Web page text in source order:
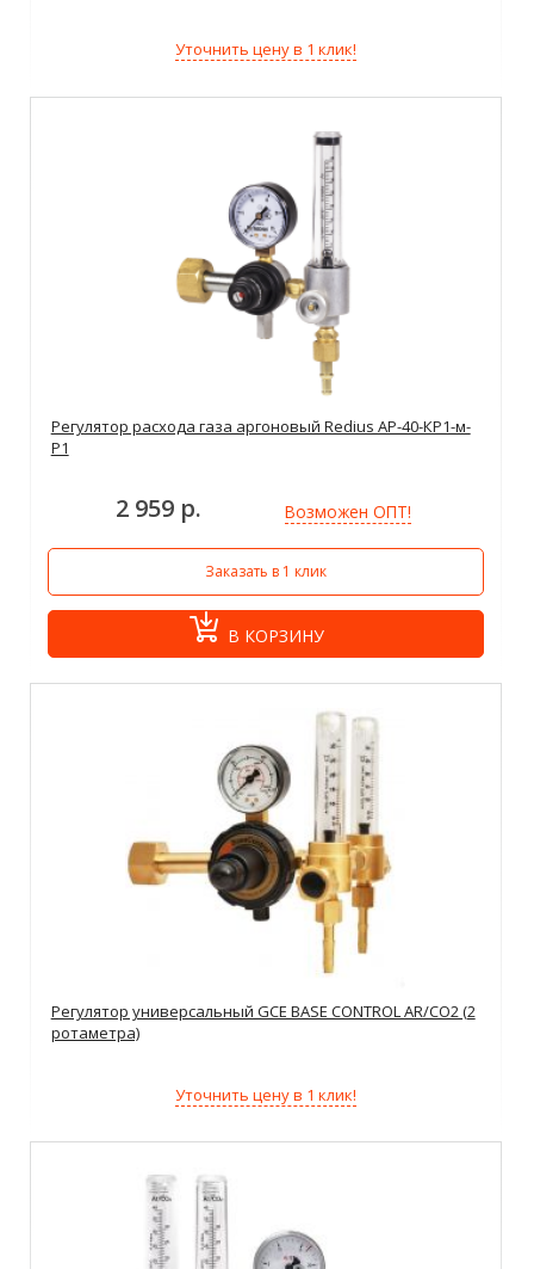
Уточнить цену в 1 клик!
Регулятор расхода газа аргоновый Redius АР-40-КР1-м-
Р1
2 959 р. Возможен ОПТ!
Заказать в 1 клик
В КОРЗИНУ
Регулятор универсальный GCE BASE CONTROL AR/CO2 (2
ротаметра)
Уточнить цену в 1 клик!